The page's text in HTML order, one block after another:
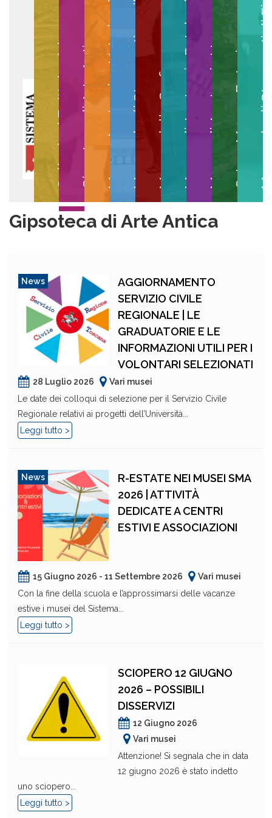
Collezioni EgittologicheGipsoteca di Arte AnticaMuseo Anatomico VeterinarioMuseo degli Strumenti per il CalcoloMuseo della GraficaMuseo di Anatomia PatologicaMuseo di Anatomia UmanaOrto e Museo BotanicoMuseo degli
Gipsoteca di Arte Antica
News
AGGIORNAMENTO
SERVIZIO CIVILE
REGIONALE | LE
GRADUATORIE E LE
INFORMAZIONI UTILI PER I
VOLONTARI SELEZIONATI
28 Luglio 2026
Vari musei
Le date dei colloqui di selezione per il Servizio Civile
Regionale relativi ai progetti dell’Università...
Leggi tutto >
News
R-ESTATE NEI MUSEI SMA
2026 | ATTIVITÀ
DEDICATE A CENTRI
ESTIVI E ASSOCIAZIONI
15 Giugno 2026 - 11 Settembre 2026
Vari musei
Con la fine della scuola e l’approssimarsi delle vacanze
estive i musei del Sistema...
Leggi tutto >
SCIOPERO 12 GIUGNO
2026 – POSSIBILI
DISSERVIZI
12 Giugno 2026
Vari musei
Attenzione! Si segnala che in data
12 giugno 2026 è stato indetto
uno sciopero...
Leggi tutto >